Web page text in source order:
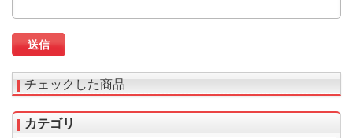
チェックした商品
カテゴリ